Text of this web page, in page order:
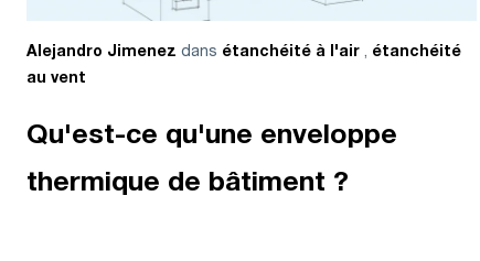
Alejandro Jimenez dans étanchéité à l'air , étanchéité
au vent
Qu'est-ce qu'une enveloppe
thermique de bâtiment ?